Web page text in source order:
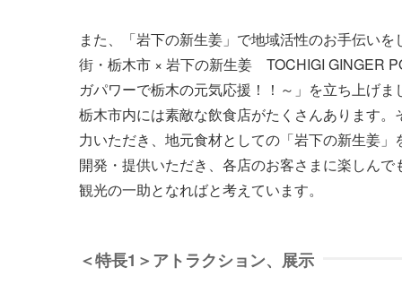
また、「岩下の新生姜」で地域活性のお手伝い
街・栃木市 × 岩下の新生姜 TOCHIGI GINGER
ガパワーで栃木の元気応援！！～」を立ち上げま
栃木市内には素敵な飲食店がたくさんあります
力いただき、地元食材としての「岩下の新生姜
開発・提供いただき、各店のお客さまに楽しん
観光の一助となればと考えています。
＜特長1＞アトラクション、展示